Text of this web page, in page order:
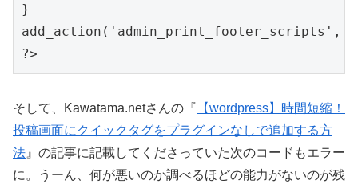
}
add_action('admin_print_footer_scripts',
そして、Kawatama.netさんの『 【wordpress】時間短縮！
投稿画面にクイックタグをプラグインなしで追加する方
法 』の記事に記載してくださっていた次のコードもエラー
に。うーん、何が悪いのか調べるほどの能力がないのが残